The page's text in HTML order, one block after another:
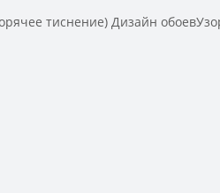
тиснение) Дизайн